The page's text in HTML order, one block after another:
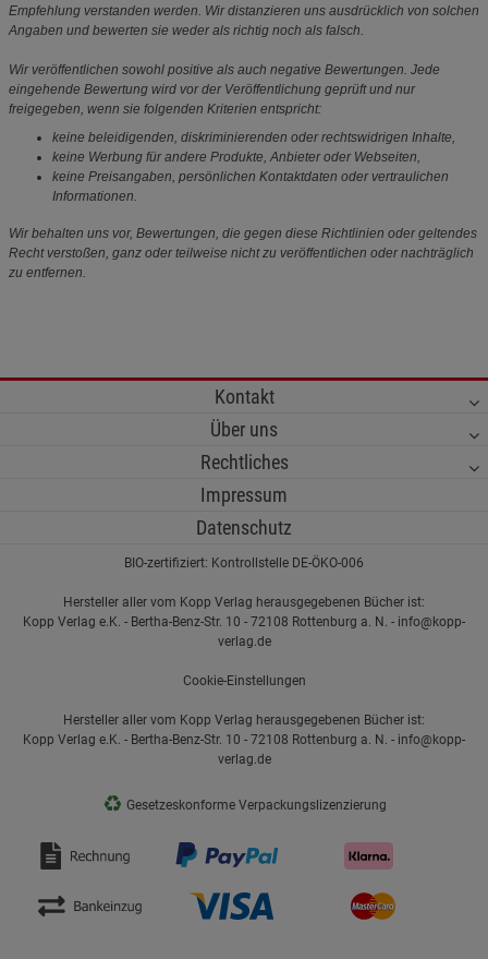
Empfehlung verstanden werden. Wir distanzieren uns ausdrücklich von solchen
Angaben und bewerten sie weder als richtig noch als falsch.
Wir veröffentlichen sowohl positive als auch negative Bewertungen. Jede
eingehende Bewertung wird vor der Veröffentlichung geprüft und nur
freigegeben, wenn sie folgenden Kriterien entspricht:
keine beleidigenden, diskriminierenden oder rechtswidrigen Inhalte,
keine Werbung für andere Produkte, Anbieter oder Webseiten,
keine Preisangaben, persönlichen Kontaktdaten oder vertraulichen
Informationen.
Wir behalten uns vor, Bewertungen, die gegen diese Richtlinien oder geltendes
Recht verstoßen, ganz oder teilweise nicht zu veröffentlichen oder nachträglich
zu entfernen.
Kontakt
Über uns
Rechtliches
Impressum
Datenschutz
BIO-zertifiziert: Kontrollstelle DE-ÖKO-006
Hersteller aller vom Kopp Verlag herausgegebenen Bücher ist:
Kopp Verlag e.K. - Bertha-Benz-Str. 10 - 72108 Rottenburg a. N. - info@kopp-
verlag.de
Cookie-Einstellungen
Hersteller aller vom Kopp Verlag herausgegebenen Bücher ist:
Kopp Verlag e.K. - Bertha-Benz-Str. 10 - 72108 Rottenburg a. N. - info@kopp-
verlag.de
♻ Gesetzeskonforme Verpackungslizenzierung